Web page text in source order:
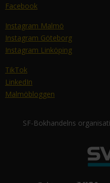
Facebook
Instagram Malmö
Instagram Göteborg
Instagram Linköping
TikTok
LinkedIn
Malmöbloggen
SF-Bokhandelns